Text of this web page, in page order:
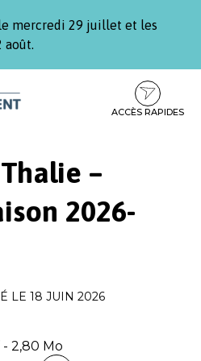
mercredi 29 juillet et les
août.
ACCÈS RAPIDES
–
2026-
LE 18 JUIN 2026
2,80 Mo